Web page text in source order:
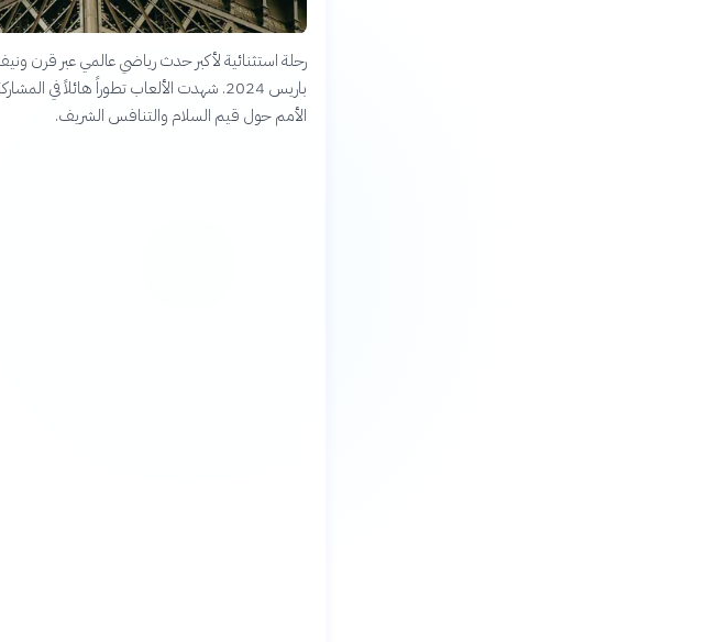
رحلة استثنائية لأكبر حدث رياضي عالمي عبر قرن
باريس 2024. شهدت الألعاب تطوراً هائلاً
الأمم حول قيم السلام والتنافس الشريف.